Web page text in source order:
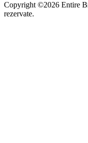
Copyright ©2026 Entire
rezervate.